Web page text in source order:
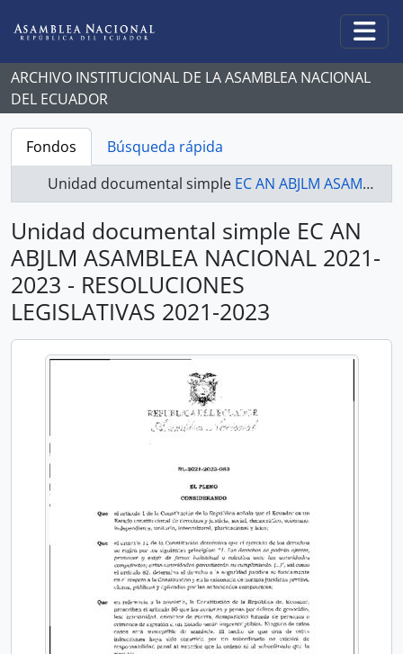
ARCHIVO INSTITUCIONAL DE LA ASAMBLEA NACIONAL
DEL ECUADOR
Fondos
Búsqueda rápida
Unidad documental simple EC AN ABJLM ASAMBLEA NACIONAL 2021-2023 - RESOLUCIONES LEGISLATIVAS 2021-2023
Unidad documental simple EC AN
ABJLM ASAMBLEA NACIONAL 2021-
2023 - RESOLUCIONES
LEGISLATIVAS 2021-2023